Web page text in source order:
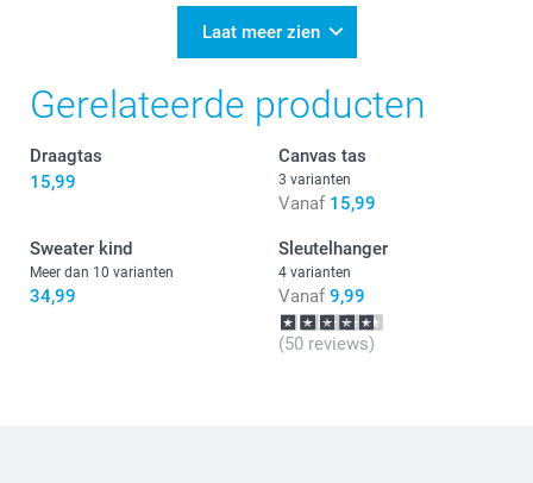
Laat meer zien
Gerelateerde producten
Draagtas
15,99
Canvas tas
3 varianten
Vanaf 15,99
Sweater kind
Meer dan 10 varianten
34,99
Sleutelhanger
4 varianten
Vanaf 9,99
(50 reviews)